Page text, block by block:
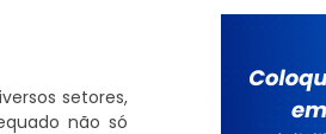
setores,
não só